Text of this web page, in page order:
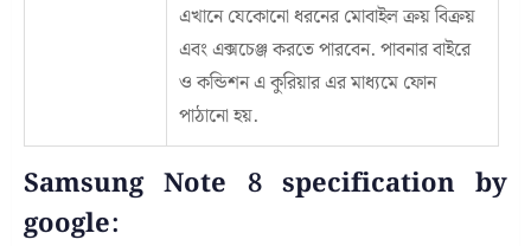
এখানে যেকোনো ধরনের মোবাইল ক্রয় বিক্রয়
এবং এক্সচেঞ্জ করতে পারবেন. পাবনার বাইরে
ও কন্ডিশন এ কুরিয়ার এর মাধ্যমে ফোন
পাঠানো হয়.
Samsung Note 8 specification by
google: